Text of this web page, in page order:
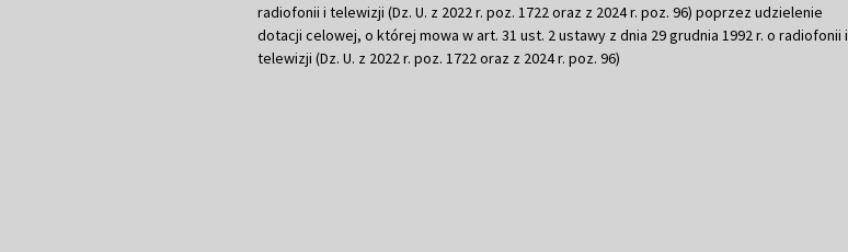
radiofonii i telewizji (Dz. U. z 2022 r. poz. 1722 oraz z 2024 r. poz. 96) poprzez udzielenie
dotacji celowej, o której mowa w art. 31 ust. 2 ustawy z dnia 29 grudnia 1992 r. o radiofonii i
telewizji (Dz. U. z 2022 r. poz. 1722 oraz z 2024 r. poz. 96)